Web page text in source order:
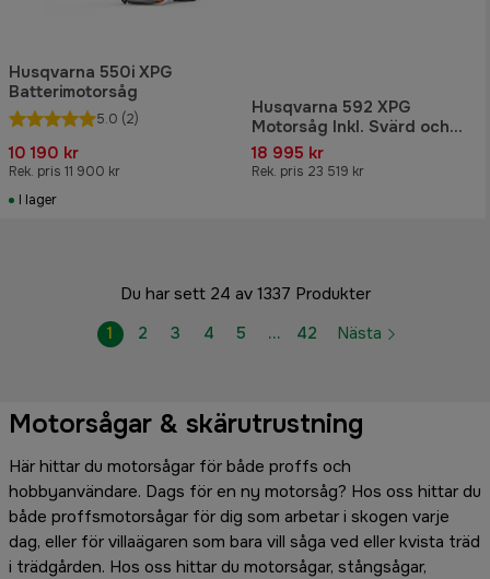
Husqvarna 550i XPG
Batterimotorsåg
5.0 (2)
10 190 kr
Rek. pris 11 900 kr
I lager
Husqvarna 592 XPG
Motorsåg Inkl. Svärd och
kedja
18 995 kr
Rek. pris 23 519 kr
Du har sett 24 av 1337 Produkter
1
2 3 4 5 … 42 Nästa
Motorsågar & skärutrustning
Här hittar du motorsågar för både proffs och
hobbyanvändare. Dags för en ny motorsåg? Hos oss hittar du
både proffsmotorsågar för dig som arbetar i skogen varje
dag, eller för villaägaren som bara vill såga ved eller kvista träd
i trädgården. Hos oss hittar du motorsågar, stångsågar,